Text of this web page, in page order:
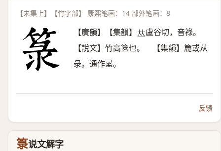
【未集上】【竹字部】 康熙笔画：14 部外笔画：8
【廣韻】【集韻】 𠀤盧谷切，音祿。
【說文】竹高篋也。 【集韻】簏或从
彔。通作盝。
反馈
箓说文解字